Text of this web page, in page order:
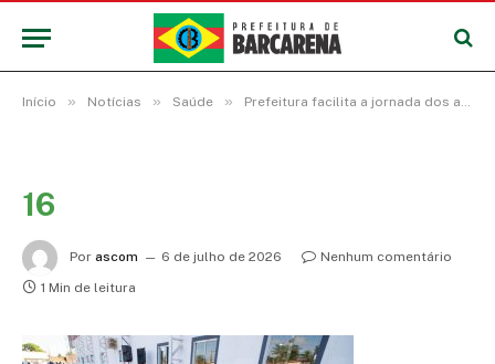
Início » Notícias » Saúde » Prefeitura facilita a jornada dos agentes comunitários de saúde e de endemias com tecnologia, equipamentos e novos materiais de trabalho
16
Por ascom 6 de julho de 2026
Nenhum comentário
1 Min de leitura